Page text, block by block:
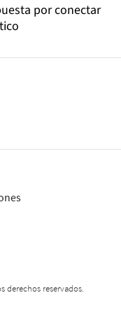
por conectar
derechos reservados.